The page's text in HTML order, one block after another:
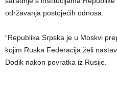
održavanja postojećih odnosa.
“Republika Srpska je u Moskvi
kojim Ruska Federacija želi
Dodik nakon povratka iz Rusije.